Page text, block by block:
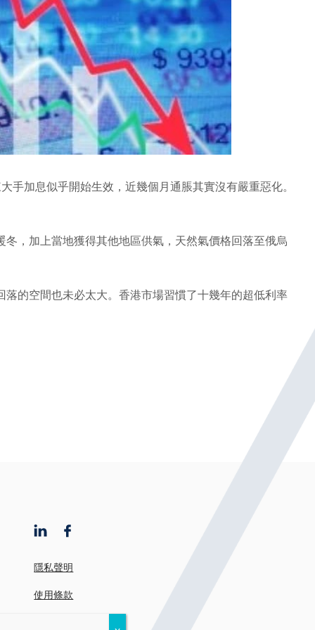
加息似乎開始生效，近幾個月通脹其實沒有嚴重惡化。
，加上當地獲得其他地區供氣，天然氣價格回落至俄烏
的空間也未必太大。香港市場習慣了十幾年的超低利率
隱私聲明
使用條款